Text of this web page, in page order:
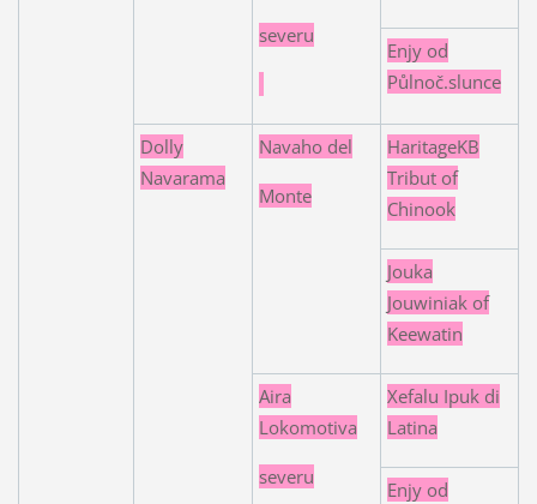
severu
Enjy od
Půlnoč.slunce
Dolly
Navarama
Navaho del
Monte
HaritageKB
Tribut of
Chinook
Jouka
Jouwiniak of
Keewatin
Aira
Lokomotiva
severu
Xefalu Ipuk di
Latina
Enjy od